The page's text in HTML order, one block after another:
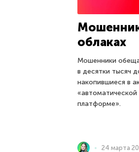
облаках
Мошенники
в десятки тысяч
накопившиеся в
платформе».
24 марта